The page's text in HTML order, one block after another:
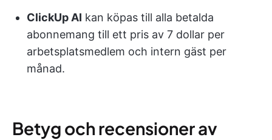
ClickUp AI kan köpas till alla betalda
abonnemang till ett pris av 7 dollar per
arbetsplatsmedlem och intern gäst per
månad.
Betyg och recensioner av